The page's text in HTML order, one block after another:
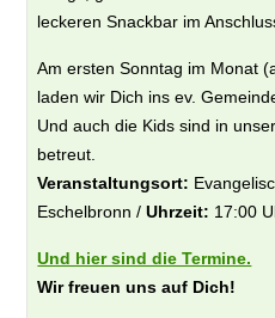
leckeren Snackbar im
Am ersten Sonntag im Monat
laden wir Dich ins ev.
Und auch die Kids sind in
betreut.
Veranstaltungsort:
Eschelbronn /Uhrzeit: 17:00
Und hier sind die Termine.
Wir freuen uns auf Dich!